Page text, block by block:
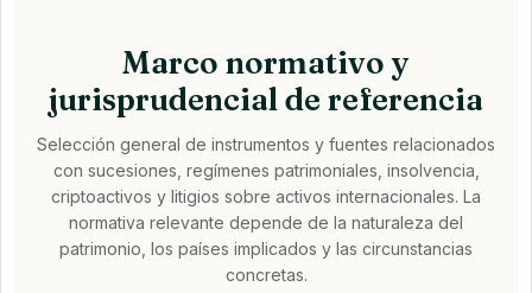
Marco normativo y
jurisprudencial de referencia
Selección general de instrumentos y fuentes relacionados
con sucesiones, regímenes patrimoniales, insolvencia,
criptoactivos y litigios sobre activos internacionales. La
normativa relevante depende de la naturaleza del
patrimonio, los países implicados y las circunstancias
concretas.